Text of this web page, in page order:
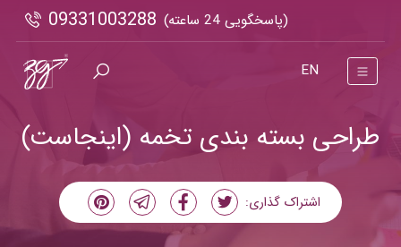
(پاسخگویی 24 ساعته) 09331003288
EN
طراحی بسته بندی تخمه (اینجاست)
اشتراک گذاری: